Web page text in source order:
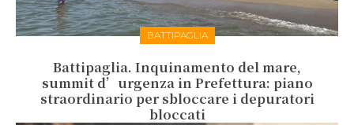
BATTIPAGLIA
Battipaglia. Inquinamento del mare,
summit d’urgenza in Prefettura: piano
straordinario per sbloccare i depuratori
bloccati